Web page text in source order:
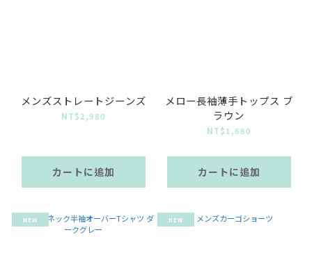
メンズストレートジーンズ
NT$2,980
カートに追加
メロー長袖薄手トップス ブ
ラウン
NT$1,680
カートに追加
NEW NEW